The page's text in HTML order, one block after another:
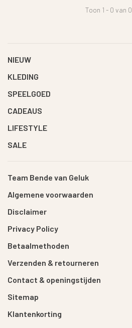
Toon 1 - 0 van 0
NIEUW
KLEDING
SPEELGOED
CADEAUS
LIFESTYLE
SALE
Team Bende van Geluk
Algemene voorwaarden
Disclaimer
Privacy Policy
Betaalmethoden
Verzenden & retourneren
Contact & openingstijden
Sitemap
Klantenkorting